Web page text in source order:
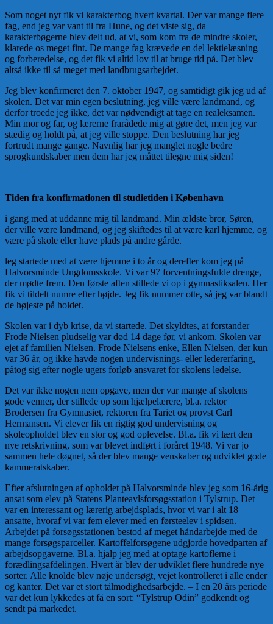
Som noget nyt fik vi karakterbog hvert kvartal. Der var mange flere
fag, end jeg var vant til fra Hune, og det viste sig, da
karakterbøgerne blev delt ud, at vi, som kom fra de mindre skoler,
klarede os meget fint. De mange fag krævede en del lektielæsning
og forberedelse, og det fik vi altid lov til at bruge tid på. Det blev
altså ikke til så meget med landbrugsarbejdet.
Jeg blev konfirmeret den 7. oktober 1947, og samtidigt gik jeg ud af
skolen. Det var min egen beslutning, jeg ville være landmand, og
derfor troede jeg ikke, det var nødvendigt at tage en realeksamen.
Min mor og far, og lærerne frarådede mig at gøre det, men jeg var
stædig og holdt på, at jeg ville stoppe. Den beslutning har jeg
fortrudt mange gange. Navnlig har jeg manglet nogle bedre
sprogkundskaber men dem har jeg måttet tilegne mig siden!
Tiden fra konfirmationen til studietiden i København
i gang med at uddanne mig til landmand. Min ældste bror, Søren,
der ville være landmand, og jeg skiftedes til at være karl hjemme, og
være på skole eller have plads på andre gårde.
leg startede med at være hjemme i to år og derefter kom jeg på
Halvorsminde Ungdomsskole. Vi var 97 forventningsfulde drenge,
der mødte frem. Den første aften stillede vi op i gymnastiksalen. Her
fik vi tildelt numre efter højde. Jeg fik nummer otte, så jeg var blandt
de højeste på holdet.
Skolen var i dyb krise, da vi startede. Det skyldtes, at forstander
Frode Nielsen pludselig var død 14 dage før, vi ankom. Skolen var
ejet af familien Nielsen. Frode Nielsens enke, Ellen Nielsen, der kun
var 36 år, og ikke havde nogen undervisnings- eller ledererfaring,
påtog sig efter nogle ugers forløb ansvaret for skolens ledelse.
Det var ikke nogen nem opgave, men der var mange af skolens
gode venner, der stillede op som hjælpelærere, bl.a. rektor
Brodersen fra Gymnasiet, rektoren fra Tariet og provst Carl
Hermansen. Vi elever fik en rigtig god undervisning og
skoleopholdet blev en stor og god oplevelse. Bl.a. fik vi lært den
nye retskrivning, som var blevet indført i foråret 1948. Vi var jo
sammen hele døgnet, så der blev mange venskaber og udviklet gode
kammeratskaber.
Efter afslutningen af opholdet på Halvorsminde blev jeg som 16-årig
ansat som elev på Statens Planteavlsforsøgsstation i Tylstrup. Det
var en interessant og lærerig arbejdsplads, hvor vi var i alt 18
ansatte, hvoraf vi var fem elever med en førsteelev i spidsen.
Arbejdet på forsøgsstationen bestod af meget håndarbejde med de
mange forsøgsparceller. Kartoffelforsøgene udgjorde hovedparten af
arbejdsopgaverne. Bl.a. hjalp jeg med at optage kartoflerne i
forædlingsafdelingen. Hvert år blev der udviklet flere hundrede nye
sorter. Alle knolde blev nøje undersøgt, vejet kontrolleret i alle ender
og kanter. Det var et stort tålmodighedsarbejde. – I en 20 års periode
var det kun lykkedes at få en sort: “Tylstrup Odin” godkendt og
sendt på markedet.